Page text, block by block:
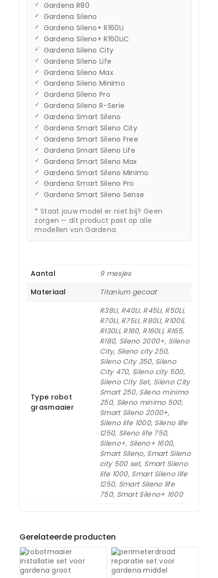
Gardena R80
Gardena Sileno
Gardena Sileno+ R160Li
Gardena Sileno+ R160LiC
Gardena Sileno City
Gardena Sileno Life
Gardena Sileno Max
Gardena Sileno Minimo
Gardena Sileno Pro
Gardena Sileno R-Serie
Gardena Smart Sileno
Gardena Smart Sileno City
Gardena Smart Sileno Free
Gardena Smart Sileno Life
Gardena Smart Sileno Max
Gardena Smart Sileno Minimo
Gardena Smart Sileno Pro
Gardena Smart Sileno Sense
* Staat jouw model er niet bij? Geen
zorgen — dit product past op alle
modellen van Gardena.
Aantal
9 mesjes
Materiaal
Titanium gecoat
Type robot
grasmaaier
R38LI, R40LI, R45LI, R50LI,
R70LI, R75LI, R80LI, R100li,
R130Li, R160, R160LI, R165,
R180, Sileno 2000+, Sileno
City, Sileno city 250,
Sileno City 350, Sileno
City 470, Sileno city 500,
Sileno City Set, Sileno City
Smart 250, Sileno minimo
250, Sileno minimo 500,
Smart Sileno 2000+,
Sileno life 1000, Sileno life
1250, Sileno life 750,
Sileno+, Sileno+ 1600,
Smart Sileno, Smart Sileno
city 500 set, Smart Sileno
life 1000, Smart Sileno life
1250, Smart Sileno life
750, Smart Sileno+ 1600
Gerelateerde producten